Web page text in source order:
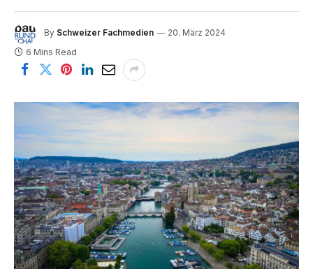
By Schweizer Fachmedien
20. März 2024
6 Mins Read